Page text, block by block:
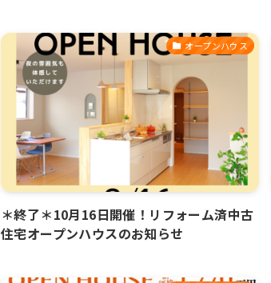
オープンハウス
＊終了＊10月16日開催！リフォーム済中古
住宅オープンハウスのお知らせ